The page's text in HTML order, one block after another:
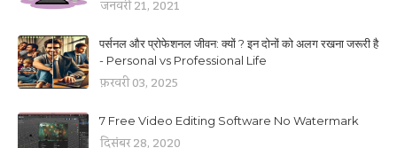
जनवरी 21, 2021
पर्सनल और प्रोफेशनल जीवन: क्यों ? इन दोनों को अलग रखना जरूरी है
- Personal vs Professional Life
फ़रवरी 03, 2025
7 Free Video Editing Software No Watermark